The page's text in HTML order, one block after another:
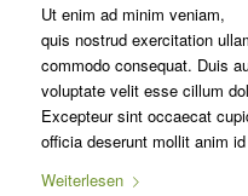
Ut enim ad minim veniam,
quis nostrud exercitation
commodo consequat. Duis
voluptate velit esse cillum
Excepteur sint occaecat
officia deserunt mollit anim
Weiterlesen